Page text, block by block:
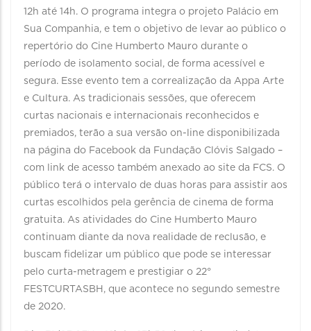
12h até 14h. O programa integra o projeto Palácio em
Sua Companhia, e tem o objetivo de levar ao público o
repertório do Cine Humberto Mauro durante o
período de isolamento social, de forma acessível e
segura. Esse evento tem a correalização da Appa Arte
e Cultura. As tradicionais sessões, que oferecem
curtas nacionais e internacionais reconhecidos e
premiados, terão a sua versão on-line disponibilizada
na página do Facebook da Fundação Clóvis Salgado –
com link de acesso também anexado ao site da FCS. O
público terá o intervalo de duas horas para assistir aos
curtas escolhidos pela gerência de cinema de forma
gratuita. As atividades do Cine Humberto Mauro
continuam diante da nova realidade de reclusão, e
buscam fidelizar um público que pode se interessar
pelo curta-metragem e prestigiar o 22°
FESTCURTASBH, que acontece no segundo semestre
de 2020.